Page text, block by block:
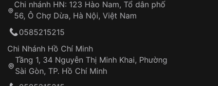
Từ khóa SEO:
Đảm bảo quyền lợi khách hàng
Đồng hành cùng khách hàng trong suốt quá
trình sử dụng
Chi nhánh HN: 123 Hào Nam, Tổ dân phố
56, Ô Chợ Dừa, Hà Nội, Việt Nam
0585215215
Chi Nhánh Hồ Chí Minh
Tầng 1, 34 Nguyễn Thị Minh Khai, Phường
Sài Gòn, TP. Hồ Chí Minh